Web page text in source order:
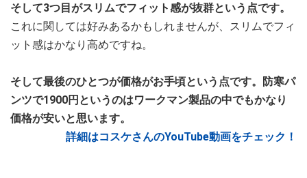
そして3つ目がスリムでフィット感が抜群という点です。
これに関しては好みあるかもしれませんが、スリムでフィ
ット感はかなり高めですね。
そして最後のひとつが価格がお手頃という点です。防寒パ
ンツで1900円というのはワークマン製品の中でもかなり
価格が安いと思います。
詳細はコスケさんのYouTube動画をチェック！